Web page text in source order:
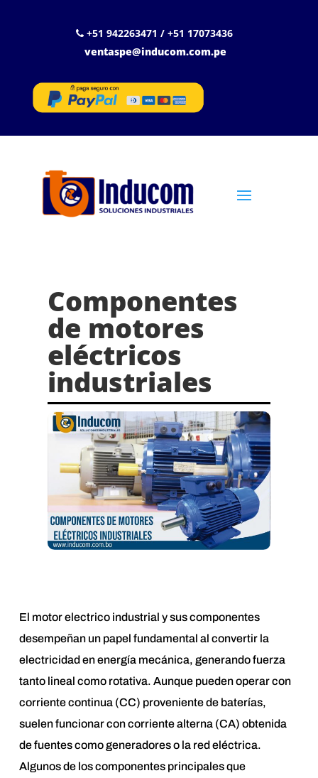
+51 942263471 / +51 17073436
ventaspe@inducom.com.pe
Componentes
de motores
eléctricos
industriales
El motor electrico industrial y sus componentes
desempeñan un papel fundamental al convertir la
electricidad en energía mecánica, generando fuerza
tanto lineal como rotativa. Aunque pueden operar con
corriente continua (CC) proveniente de baterías,
suelen funcionar con corriente alterna (CA) obtenida
de fuentes como generadores o la red eléctrica.
Algunos de los componentes principales que